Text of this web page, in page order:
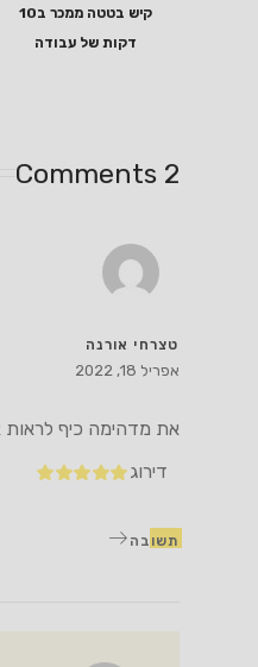
קיש בטטה ממכר ב10
דקות של עבודה
2 Comments
טצרחי אורנה
אפריל 18, 2022
את מדהימה כיף לראות
דירוג
תשובה